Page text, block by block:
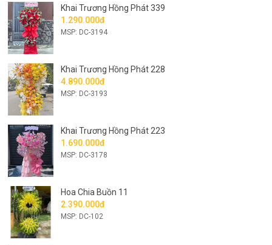
Khai Trương Hồng Phát 339
1.290.000đ
MSP: DC-3194
Khai Trương Hồng Phát 228
4.890.000đ
MSP: DC-3193
Khai Trương Hồng Phát 223
1.690.000đ
MSP: DC-3178
Hoa Chia Buồn 11
2.390.000đ
MSP: DC-102